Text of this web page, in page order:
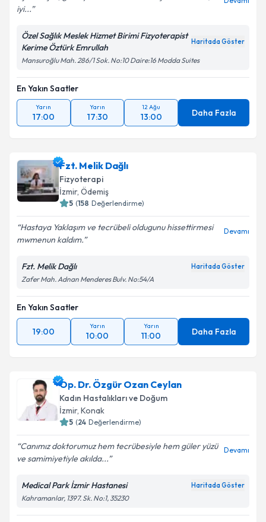
iyi...
Özel Sağlık Meslek Hizmet Birimi Fizyoterapist
Kerime Öztürk Emrullah
Haritada Göster
Mansuroğlu Mah. 286/1 Sok. No:10 Daire:16 Modda Suites
En Yakın Saatler
Yarın
17:00
Yarın
17:30
12 Ağu
13:00 Daha Fazla
Fzt. Melik Dağlı
Fizyoterapi
İzmir, Ödemiş
5 (158 Değerlendirme)
Hastaya Yaklaşım ve tecrübeli oldugunu hissettirmesi
mwmenun kaldım.
Devamı
Fzt. Melik Dağlı Haritada Göster
Zafer Mah. Adnan Menderes Bulv. No:54/A
En Yakın Saatler
19:00
Yarın
10:00
Yarın
11:00 Daha Fazla
Op. Dr. Özgür Ozan Ceylan
Kadın Hastalıkları ve Doğum
İzmir, Konak
5 (24 Değerlendirme)
Canımız doktorumuz hem tecrübesiyle hem güler yüzü
ve samimiyetiyle akılda...
Devamı
Medical Park İzmir Hastanesi Haritada Göster
Kahramanlar, 1397. Sk. No:1, 35230